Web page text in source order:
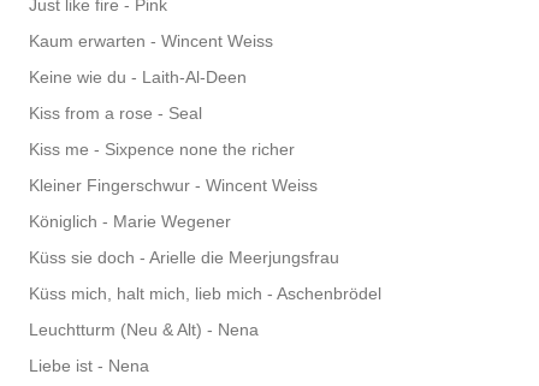
Just like fire - Pink
Kaum erwarten - Wincent Weiss
Keine wie du - Laith-Al-Deen
Kiss from a rose - Seal
Kiss me - Sixpence none the richer
Kleiner Fingerschwur - Wincent Weiss
Königlich - Marie Wegener
Küss sie doch - Arielle die Meerjungsfrau
Küss mich, halt mich, lieb mich - Aschenbrödel
Leuchtturm (Neu & Alt) - Nena
Liebe ist - Nena